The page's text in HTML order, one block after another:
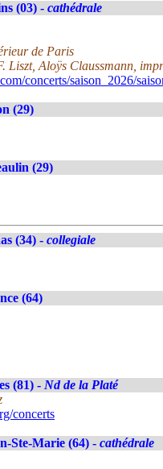
(03) - cathédrale
de Paris
Liszt, Aloÿs Claussmann,
concerts/saison_2026/
(29)
(29)
(34) - collegiale
(64)
(81) - Nd de la Platé
concerts
Ste-Marie (64) - cathédrale